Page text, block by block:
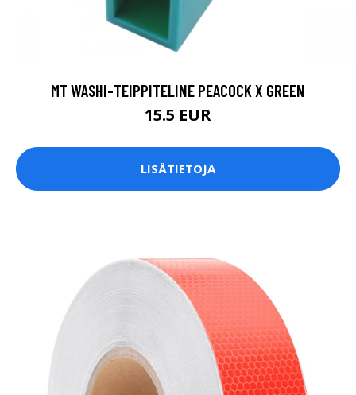
MT WASHI-TEIPPITELINE PEACOCK X GREEN
15.5 EUR
LISÄTIETOJA